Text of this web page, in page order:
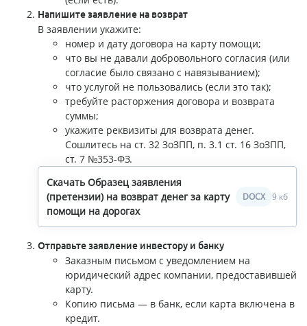
Напишите заявление на возврат
В заявлении укажите:
номер и дату договора на карту помощи;
что вы не давали добровольного согласия (или
согласие было связано с навязыванием);
что услугой не пользовались (если это так);
требуйте расторжения договора и возврата
суммы;
укажите реквизиты для возврата денег.
Сошлитесь на ст. 32 ЗоЗПП, п. 3.1 ст. 16 ЗоЗПП,
ст. 7 №353-ФЗ.
Скачать Образец заявления
(претензии) на возврат денег за карту
помощи на дорогах
DOCX 9 кб
Отправьте заявление инвестору и банку
Заказным письмом с уведомлением на
юридический адрес компании, предоставившей
карту.
Копию письма — в банк, если карта включена в
кредит.